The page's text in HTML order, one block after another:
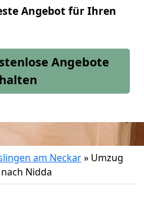
Angebot für Ihren
Angebote
am Neckar» Umzug
Nidda